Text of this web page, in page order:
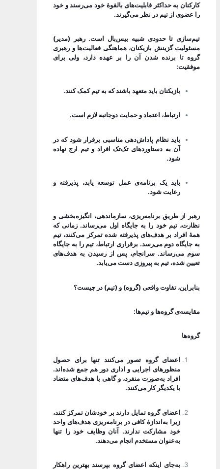
کارکنان به حداکثر قابلیت‌های بالقوۀ خود می‌رسند و خود
را عضوی از تیم در نظر می‌گیرند.
تیم‌سازی تا حدودی شبیه بیس‌بال است. رهبر (مدیر)
مسئولیت گزینش بازیکنان، هماهنگی فعالیت‌ها و رهبری
گروه تا برنده شدن آن را بر عهده دارد، ولی برای
موفقیت:
بازیکنان باید متعهد باشند که به تیم کمک کنند.
ارتباط، اعتماد و حمایت دو‌جانبه لازم است.
باید نظام پاداش‌دهی مناسبی برقرار شود که در
آن به دستاوردهای تک‌‌تک افراد و تیم ارج نهاده
شود.
باید یک برنامه‌ی عمل توسعه یابد، پذیرفته و
رعایت شود.
رهبر از طریق برنامه‌ریزی، سازماندهی، انگیزه‌بخشی و
نظارت، تیم خود را به جایگاه اول می‌رساند. زمانی که
همۀ افراد بر هدف‌های پذیرفته شده تمرکز می‌کنند، تیم
به جایگاه دوم می‌رسد. برقراری ارتباط، تیم را به جایگاه
سوم می‌رساند. سرانجام، پس از رسیدن به هدف‌های
تعیین شده، تیم به پیروزی دست می‌یابد.
بنابراین، تفاوت واقعی (گروه) و (تیم) در چیست؟
مقایسه‌ی گروه‌ها و تیم‌ها:
گروه‌ها
اعضای گروه تصور می‌کنند تنها برای حصول
منظورهای اجرایی و اداری دور هم جمع شده‌اند.
افراد به‌صورت منفرد، و گاهی با هدف‌های متضاد
با یکدیگر کار می‌کنند.
اعضای گروه تمایل دارند بر خودشان تمرکز کنند،
زیرا به‌اندازۀ کافی در برنامه‌ریزی هدف‌های واحد
خود مشارکت ندارند. آنان وظایف خود را تنها
به‌عنوان مستخدم انجام می‌دهند.
به‌جای اینکه اعضای گروه بپرسند بهترین راهکار